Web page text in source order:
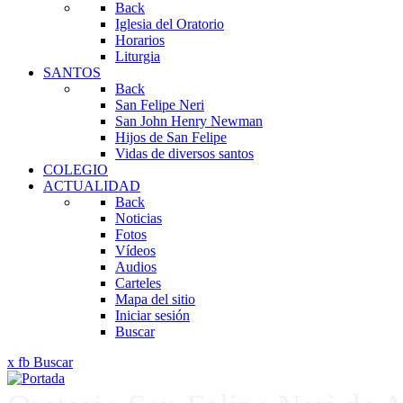
Back
Iglesia del Oratorio
Horarios
Liturgia
SANTOS
Back
San Felipe Neri
San John Henry Newman
Hijos de San Felipe
Vidas de diversos santos
COLEGIO
ACTUALIDAD
Back
Noticias
Fotos
Vídeos
Audios
Carteles
Mapa del sitio
Iniciar sesión
Buscar
x fb Buscar